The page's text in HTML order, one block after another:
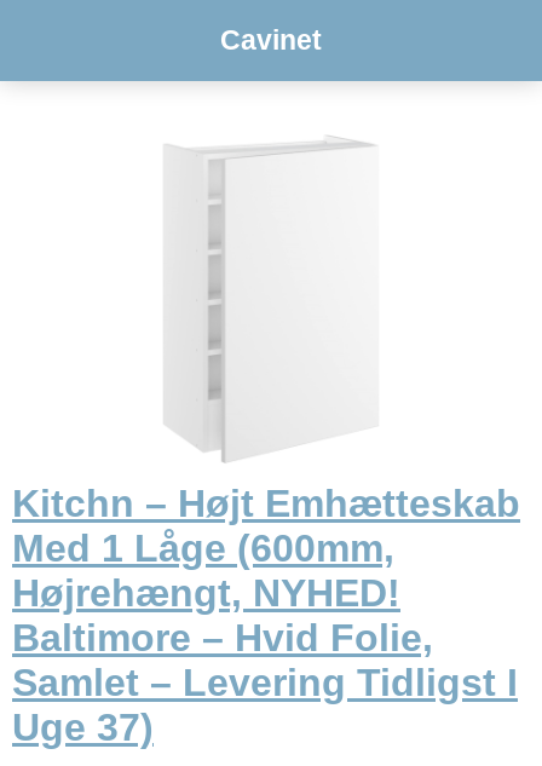
Cavinet
Kitchn – Højt Emhætteskab
Med 1 Låge (600mm,
Højrehængt, NYHED!
Baltimore – Hvid Folie,
Samlet – Levering Tidligst I
Uge 37)